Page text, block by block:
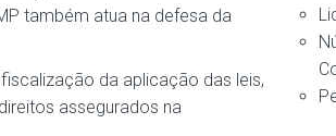
também atua na defesa da
da aplicação das leis,
assegurados na